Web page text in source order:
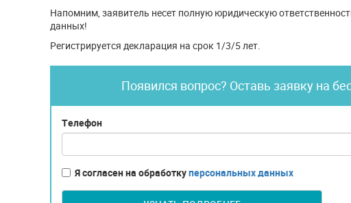
Напомним, заявитель несет полную юридическую
данных!
Регистрируется декларация на срок 1/3/5 лет.
Появился вопрос? Оставь заявку на
Телефон
Я согласен на обработкуперсональных данных